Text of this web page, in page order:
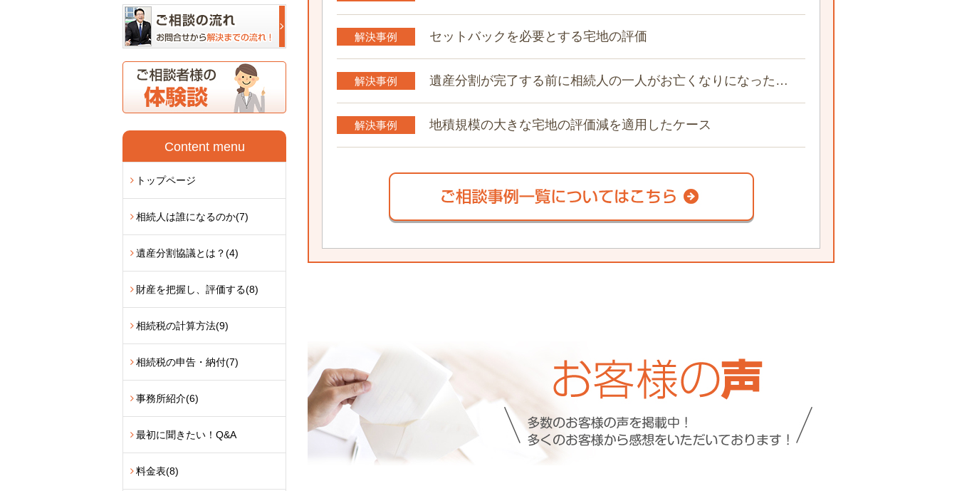
解決事例 セットバックを必要とする宅地の評価
解決事例 遺産分割が完了する前に相続人の一人がお亡くなりになった…
解決事例 地積規模の大きな宅地の評価減を適用したケース
Content menu
トップページ
相続人は誰になるのか(7)
遺産分割協議とは？(4)
財産を把握し、評価する(8)
相続税の計算方法(9)
相続税の申告・納付(7)
事務所紹介(6)
最初に聞きたい！Q&A
料金表(8)